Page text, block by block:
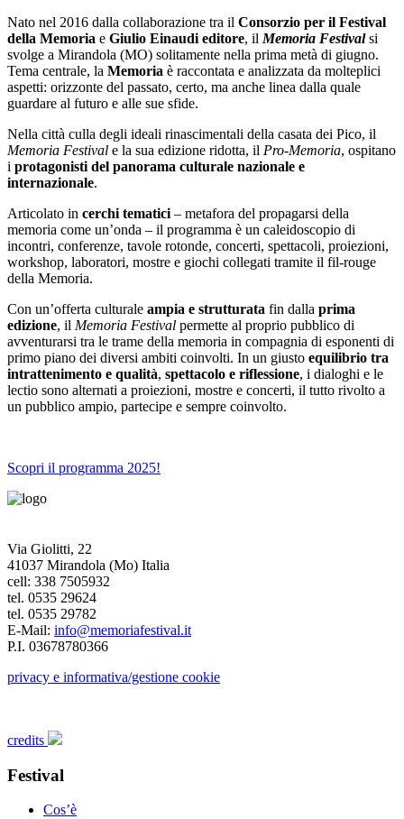
Nato nel 2016 dalla collaborazione tra il Consorzio per il Festival
della Memoria e Giulio Einaudi editore, il Memoria Festivalsi
svolge a Mirandola (MO) solitamente nella prima metà di giugno.
Tema centrale, la Memoria è raccontata e analizzata da molteplici
aspetti: orizzonte del passato, certo, ma anche linea dalla quale
guardare al futuro e alle sue sfide.
Nella città culla degli ideali rinascimentali della casata dei Pico, il
Memoria Festival e la sua edizione ridotta, il Pro-Memoria, ospitano
i protagonisti del panorama culturale nazionale e
internazionale.
Articolato in cerchi tematici – metafora del propagarsi della
memoria come un’onda – il programma è un caleidoscopio di
incontri, conferenze, tavole rotonde, concerti, spettacoli, proiezioni,
workshop, laboratori, mostre e giochi collegati tramite il fil-rouge
della Memoria.
Con un’offerta culturale ampia e strutturata fin dalla prima
edizione, il Memoria Festival permette al proprio pubblico di
avventurarsi tra le trame della memoria in compagnia di esponenti di
primo piano dei diversi ambiti coinvolti. In un giusto equilibrio tra
intrattenimento e qualità, spettacolo e riflessione, i dialoghi e le
lectio sono alternati a proiezioni, mostre e concerti, il tutto rivolto a
un pubblico ampio, partecipe e sempre coinvolto.
Scopri il programma 2025!
Via Giolitti, 22
41037 Mirandola (Mo) Italia
cell: 338 7505932
tel. 0535 29624
tel. 0535 29782
E-Mail: info@memoriafestival.it
P.I. 03678780366
privacy e informativa/gestione cookie
credits
Festival
Cos’è